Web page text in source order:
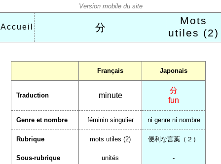
Accueil 分
Mots
utiles (2)
Français Japonais
Traduction minute
分
fun
Genre et nombre féminin singulier ni genre ni nombre
Rubrique mots utiles (2) 便利な言葉（２）
Sous-rubrique unités -